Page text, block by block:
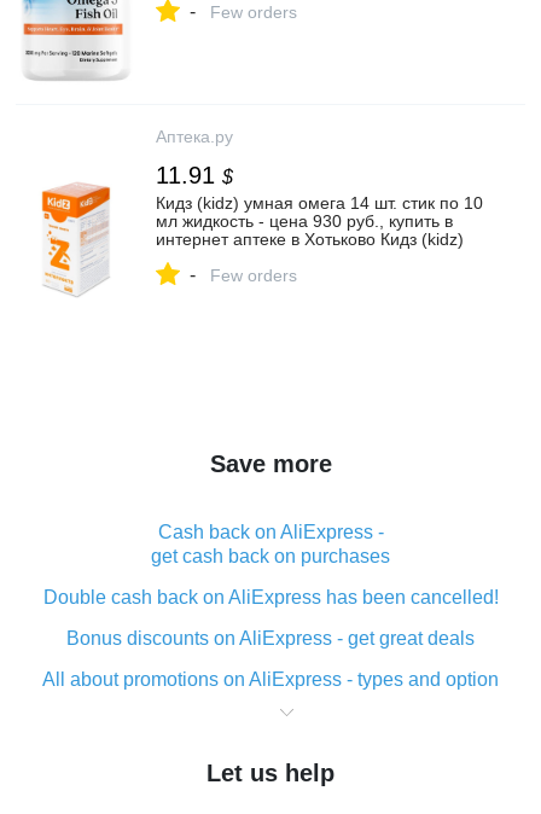
двойная омега 3 1000 мг дкг и эпк из
- Few orders
Аптека.ру
11.91 $
Кидз (kidz) умная омега 14 шт. стик по 10
мл жидкость - цена 930 руб., купить в
интернет аптеке в Хотьково Кидз (kidz)
жидкость, инструкция по применению
- Few orders
Save more
Cash back on AliExpress -
get cash back on purchases
Double cash back on AliExpress has been cancelled!
Bonus discounts on AliExpress - get great deals
All about promotions on AliExpress - types and option
What is cash back when making purchases on
The best place to download cash back for AliExpress
Let us help